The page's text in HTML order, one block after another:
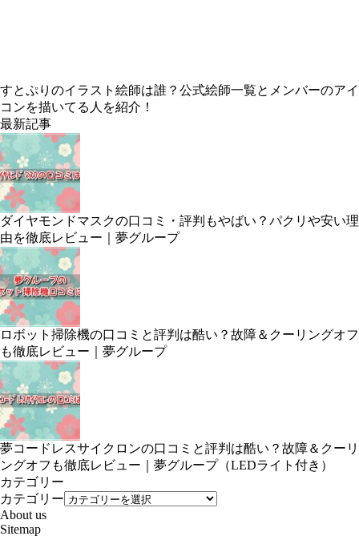
すとぷりのイラスト絵師は誰？公式絵師一覧とメンバーのアイ
コンを描いてる人を紹介！
最新記事
ダイヤモンドマスクの口コミ・評判もやばい？パクリや安い理
由を徹底レビュー｜夢グループ
ロボット掃除機の口コミと評判は酷い？故障＆クーリングオフ
も徹底レビュー｜夢グループ
夢コードレスサイクロンの口コミと評判は酷い？故障＆クーリ
ングオフも徹底レビュー｜夢グループ（LEDライト付き）
カテゴリー
カテゴリー
About us
Sitemap